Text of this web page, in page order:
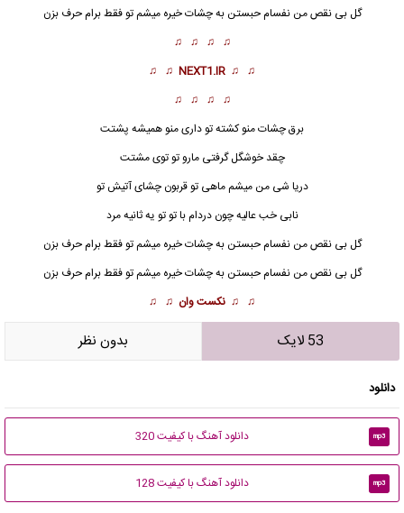
گل بی نقص من نفسام حبستن به چشات خیره میشم تو فقط برام حرف بزن
♫ ♫ ♫ ♫
♫ ♫
NEXT1.IR
♫ ♫
♫ ♫ ♫ ♫
برق چشات منو کشته تو داری منو همیشه پشتت
چقد خوشگل گرفتی مارو تو توی مشتت
دریا شی من میشم ماهی تو قربون چشای آتیش تو
نابی خب عالیه چون دردام با تو تو یه ثانیه مرد
گل بی نقصمن نفسام حبستن به چشات خیره میشم تو فقط برام حرف بزن
گل بی نقص من نفسام حبستن به چشات خیره میشم تو فقط برام حرف بزن
♫ ♫ نکست وان ♫ ♫
53 لایک بدون نظر
دانلود
mp3 دانلود آهنگ با کیفیت 320
mp3 دانلود آهنگ با کیفیت 128